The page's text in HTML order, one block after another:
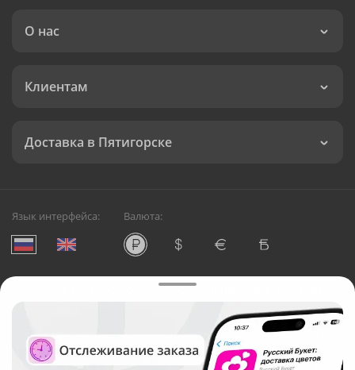
О нас
Клиентам
Доставка в Пятигорске
Язык интерфейса: Валюта:
Служба круглосуточной доставки цветов в Пятигорске
Русский Букет, 2026
Общество с ограниченной ответственностью «Технология»
ОГРН: 1195476081745, ИНН: 5410081997
Юридический адрес: г. Новосибирск, ул. Ипподромская,